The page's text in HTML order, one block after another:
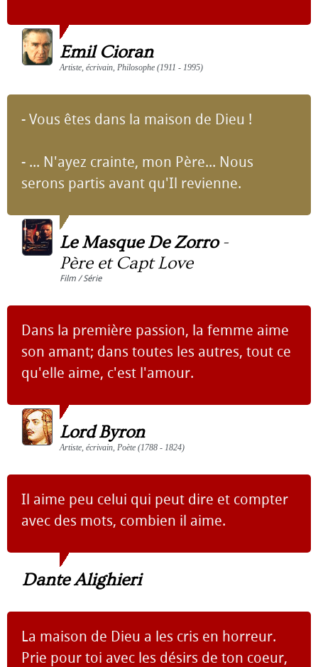
Emil Cioran
Artiste, écrivain, Philosophe (1911 - 1995)
- Vous êtes dans la maison de Dieu !
- ... N'ayez crainte, mon Père... Nous
serons partis avant qu'Il revienne.
Le Masque De Zorro-
Père et Capt Love
Film / Série
Dans la première passion, la femme aime
son amant; dans toutes les autres, tout ce
qu'elle aime, c'est l'amour.
Lord Byron
Artiste, écrivain, Poète (1788 - 1824)
Il aime peu celui qui peut dire et compter
avec des mots, combien il aime.
Dante Alighieri
La maison de Dieu a les cris en horreur.
Prie pour toi avec les désirs de ton coeur,